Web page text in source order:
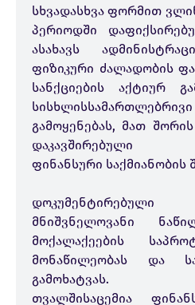
სხვადასხვა ფორმით
პერიოდში
ასახავს
ფიზიკური ძალადობის
სანქციების აქტიურ
გამოყენებას, მათ
დაკავშირებული
ფინანსური საქმიანობის
დოკუმენტირებული
მნიშვნელოვანი
მოქალაქეების
მონაწილეობას და
გამოხატვას.
თვალშისაცემია